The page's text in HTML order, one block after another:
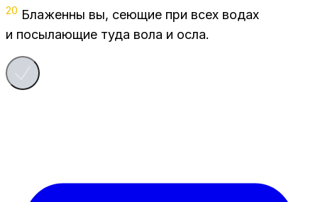
20 Бла­жен­ны вы, се­ю­щие при всех во­дах
и по­сы­ла­ю­щие туда вола и осла.